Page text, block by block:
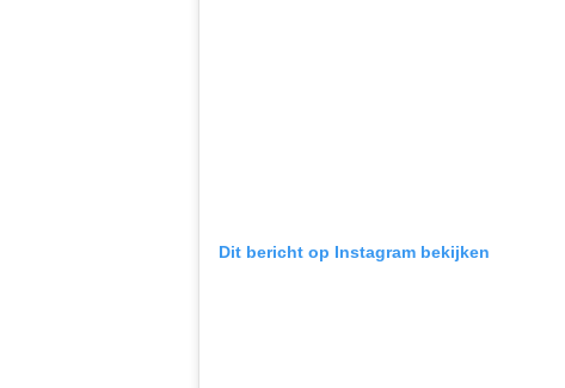
Dit bericht op Instagram bekijken